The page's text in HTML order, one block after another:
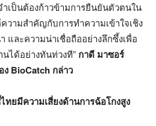
ำเป็นต้องก้าวข้ามการยืนยันตัวตนใน
วามสำคัญกับการทำความเข้าใจเชิง
และความน่าเชื่อถืออย่างลึกซึ้งเพื่อ
ได้อย่างทันท่วงที” กาดี มาซอร์
ง BioCatch กล่าว
ยมีความเสี่ยงด้านการฉ้อโกงสูง